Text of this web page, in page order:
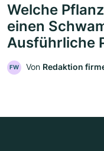
Welche
einen
Ausführliche
FW Von Redaktion